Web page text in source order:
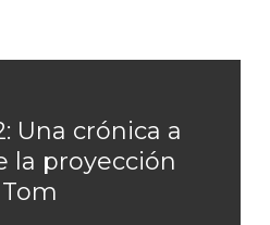
Una crónica a
la proyección